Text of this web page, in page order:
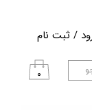
۰
/ ثبت نام